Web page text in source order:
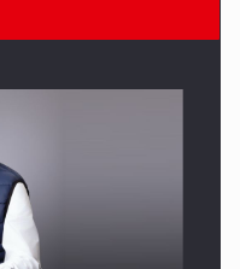
echipelor…